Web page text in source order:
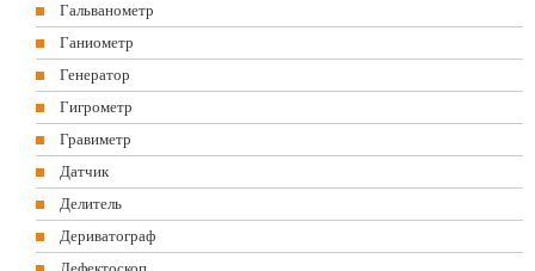
Гальванометр
Ганиометр
Генератор
Гигрометр
Гравиметр
Датчик
Делитель
Дериватограф